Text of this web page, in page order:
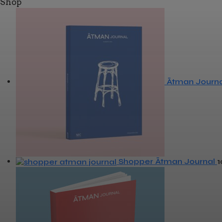
Shop
Ātman
Shopper Ātman Journal